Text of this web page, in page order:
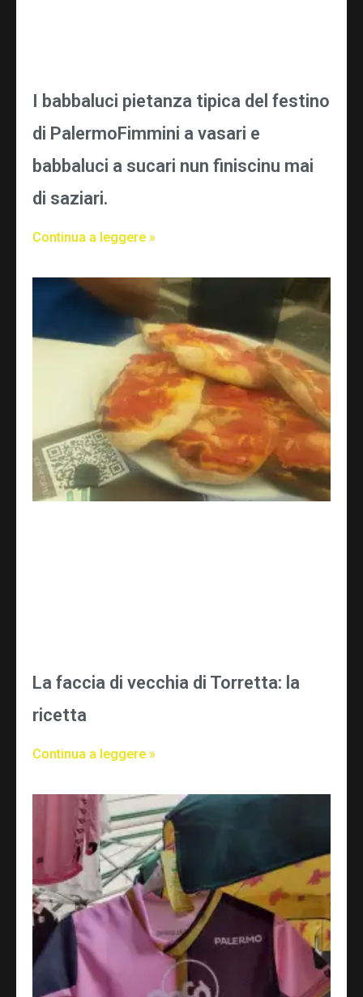
I babbaluci pietanza tipica del festino
di PalermoFimmini a vasari e
babbaluci a sucari nun finiscinu mai
di saziari.
Continua a leggere »
La faccia di vecchia di Torretta: la
ricetta
Continua a leggere »